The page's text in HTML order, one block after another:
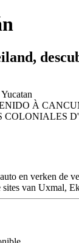
en verken de
van Uxmal,